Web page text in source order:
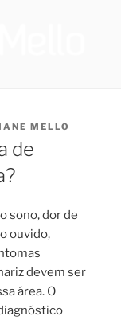
que
MELLO
de
sono, dor de
ouvido,
devem ser
área. O